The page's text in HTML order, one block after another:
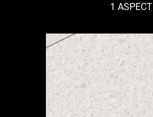
1 ASPECT
GLATT
MATT
Urban